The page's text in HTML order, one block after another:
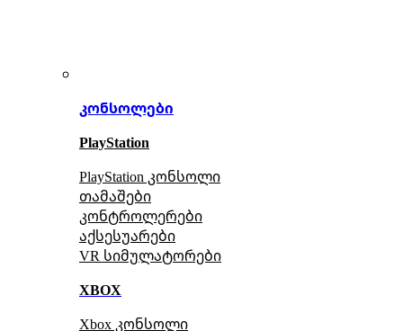
კონსოლები
PlayStation
PlayStation კონსოლი
თამაშები
კონტროლერები
აქსესუარები
VR სიმულატორები
XBOX
Xbox კონსოლი